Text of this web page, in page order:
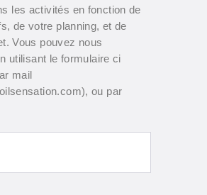
les activités en fonction de
de votre planning, et de
Vous pouvez nous
utilisant le formulaire ci
mail
ou par